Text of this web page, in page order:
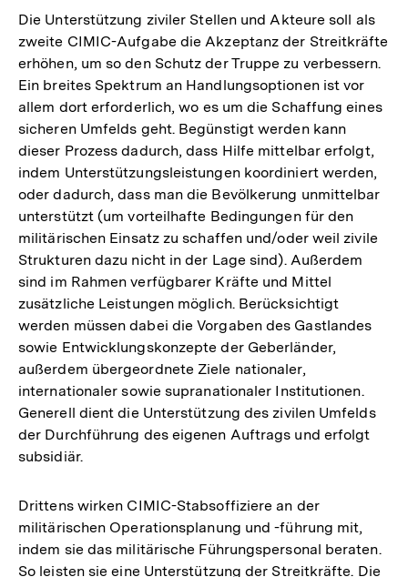
Die Unterstützung ziviler Stellen und Akteure soll als
zweite CIMIC-Aufgabe die Akzeptanz der Streitkräfte
erhöhen, um so den Schutz der Truppe zu verbessern.
Ein breites Spektrum an Handlungsoptionen ist vor
allem dort erforderlich, wo es um die Schaffung eines
sicheren Umfelds geht. Begünstigt werden kann
dieser Prozess dadurch, dass Hilfe mittelbar erfolgt,
indem Unterstützungsleistungen koordiniert werden,
oder dadurch, dass man die Bevölkerung unmittelbar
unterstützt (um vorteilhafte Bedingungen für den
militärischen Einsatz zu schaffen und/oder weil zivile
Strukturen dazu nicht in der Lage sind). Außerdem
sind im Rahmen verfügbarer Kräfte und Mittel
zusätzliche Leistungen möglich. Berücksichtigt
werden müssen dabei die Vorgaben des Gastlandes
sowie Entwicklungskonzepte der Geberländer,
außerdem übergeordnete Ziele nationaler,
internationaler sowie supranationaler Institutionen.
Generell dient die Unterstützung des zivilen Umfelds
der Durchführung des eigenen Auftrags und erfolgt
subsidiär.
Drittens wirken CIMIC-Stabsoffiziere an der
militärischen Operationsplanung und -führung mit,
indem sie das militärische Führungspersonal beraten.
So leisten sie eine Unterstützung der Streitkräfte. Die